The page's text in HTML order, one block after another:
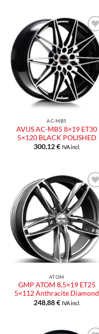
AC-MB5
AVUS AC-MB5 8×19 ET30
5×120 BLACK POLISHED
300,12€ IVA incl.
ATOM
GMP ATOM 8,5×19 ET25
5×112 Anthracite Diamond
248,88€ IVA incl.